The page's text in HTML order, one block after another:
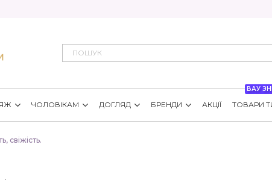
ЧОЛОВІКАМ ДОГЛЯД БРЕНДИ АКЦІЇ
ВАУ
ТОВАРИ
свіжість.